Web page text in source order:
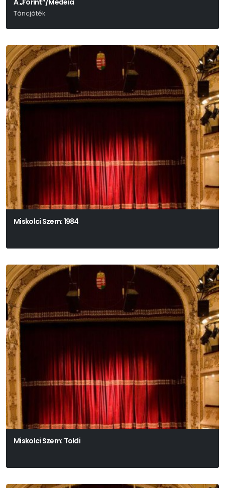
Táncjáték
Miskolci Szem: 1984
Miskolci Szem: Toldi